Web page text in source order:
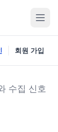
회원 가입
수집 신호